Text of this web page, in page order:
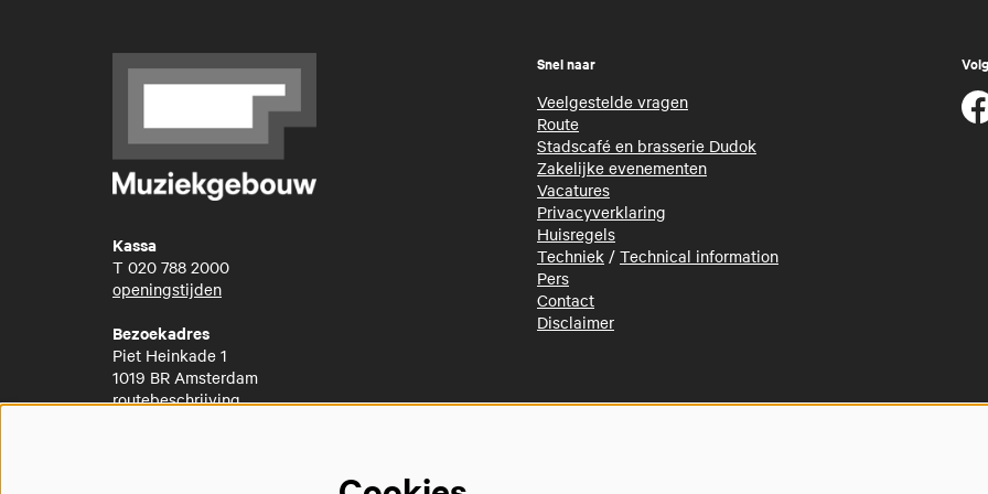
Kassa
T 020 788 2000
openingstijden
Bezoekadres
Piet Heinkade 1
1019 BR Amsterdam
routebeschrijving
Snel naar
Veelgestelde vragen
Route
Stadscafé en brasserie Dudok
Zakelijke evenementen
Vacatures
Privacyverklaring
Huisregels
Techniek / Technical information
Pers
Contact
Disclaimer